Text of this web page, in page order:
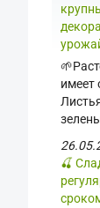
имеет
🍒